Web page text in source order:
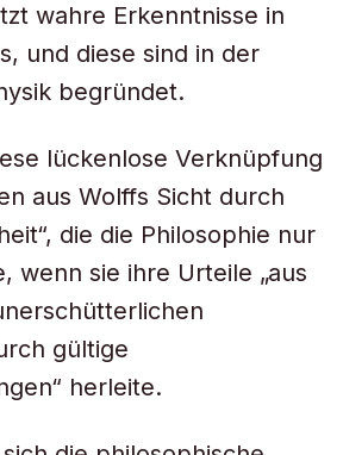
wahre Erkenntnisse in
und diese sind in der
begründet.
lückenlose Verknüpfung
aus Wolffs Sicht durch
die die Philosophie nur
wenn sie ihre Urteile „aus
gültige
herleite.